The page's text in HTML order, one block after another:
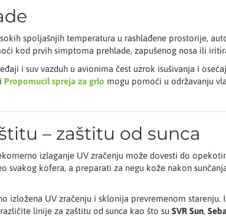
spoljašnjih temperatura u rashlađene prostorije,
kod prvih simptoma prehlade, zapušenog nosa ili
i suv vazduh u avionima čest uzrok isušivanja i
Propomucil spreja za grlo mogu pomoći u održavanju
– zaštitu od sunca
izlaganje UV zračenju može dovesti do
kofera, a preparati za negu kože nakon
izložena UV zračenju i sklonija prevremenom starenju.
linije za zaštitu od sunca kao što su SVR Sun,